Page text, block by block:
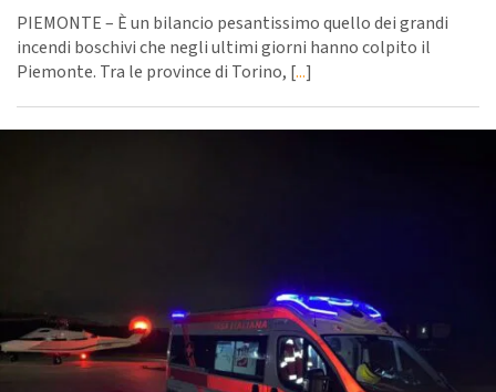
PIEMONTE – È un bilancio pesantissimo quello dei grandi
incendi boschivi che negli ultimi giorni hanno colpito il
Piemonte. Tra le province di Torino, [...]